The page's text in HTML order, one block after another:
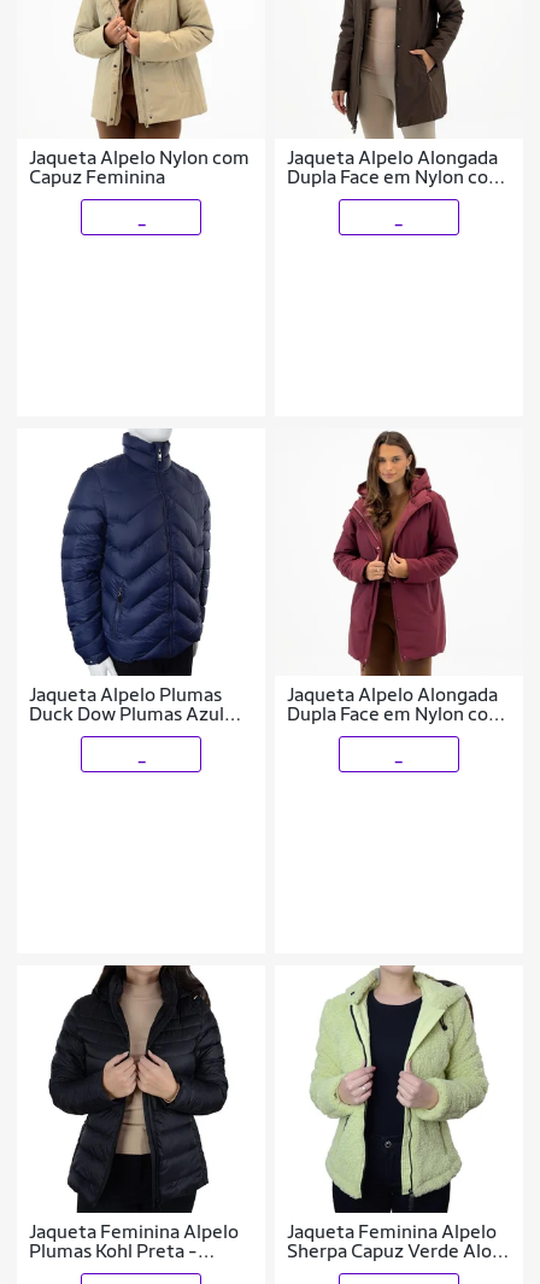
Jaqueta Alpelo Nylon com
Capuz Feminina
Jaqueta Alpelo Alongada
Dupla Face em Nylon com
Capuz Feminina
Jaqueta Alpelo Plumas
Duck Dow Plumas Azul
Marinho - 02388
Jaqueta Alpelo Alongada
Dupla Face em Nylon com
Capuz Feminina
Jaqueta Feminina Alpelo
Plumas Kohl Preta -
402001
Jaqueta Feminina Alpelo
Sherpa Capuz Verde Aloe
- 40800